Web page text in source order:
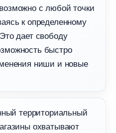
с любой точки
к определенному
дает свободу
быстро
ниши и новые
территориальный
охватывают